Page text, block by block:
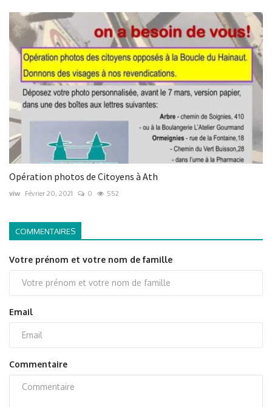
Opération photos de Citoyens à Ath
viw Février 20, 2021 0 552
COMMENTAIRES
Votre prénom et votre nom de famille
Email
Commentaire